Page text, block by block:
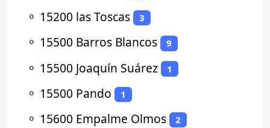
⚬ 15200 las Toscas 3
⚬ 15500 Barros Blancos 9
⚬ 15500 Joaquín Suárez 1
⚬ 15500 Pando 1
⚬ 15600 Empalme Olmos 2